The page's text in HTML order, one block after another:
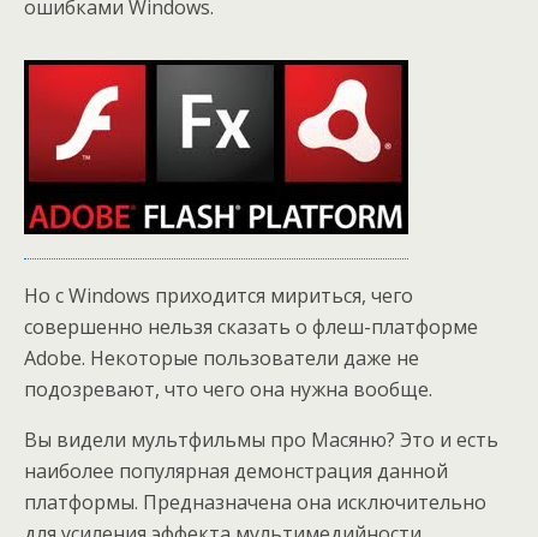
ошибками Windows.
Но с Windows приходится мириться, чего
совершенно нельзя сказать о флеш-платформе
Adobe. Некоторые пользователи даже не
подозревают, что чего она нужна вообще.
Вы видели мультфильмы про Масяню? Это и есть
наиболее популярная демонстрация данной
платформы. Предназначена она исключительно